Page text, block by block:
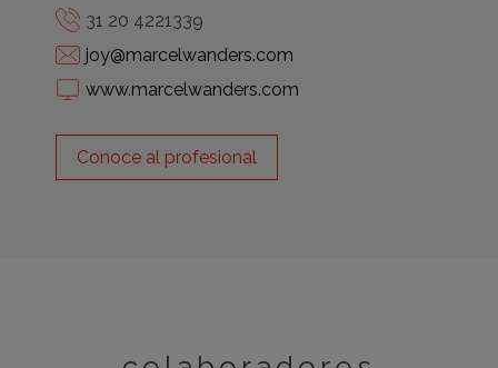
31 20 4221339
joy@marcelwanders.com
www.marcelwanders.com
Conoce al profesional